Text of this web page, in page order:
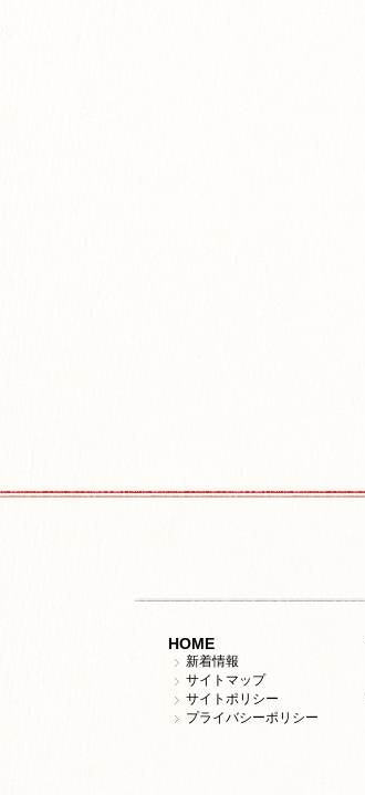
HOME
新着情報
サイトマップ
サイトポリシー
プライバシーポリシー